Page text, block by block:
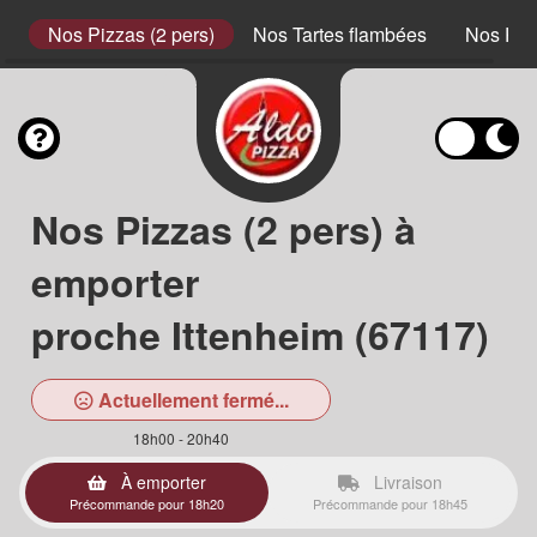
Nos Pizzas (2 pers) Nos Tartes flambées Nos
Nos Pizzas (2 pers) à
emporter
proche Ittenheim (67117)
Actuellement fermé...
18h00 - 20h40
À emporter
Précommande pour 18h20
Livraison
Précommande pour 18h45